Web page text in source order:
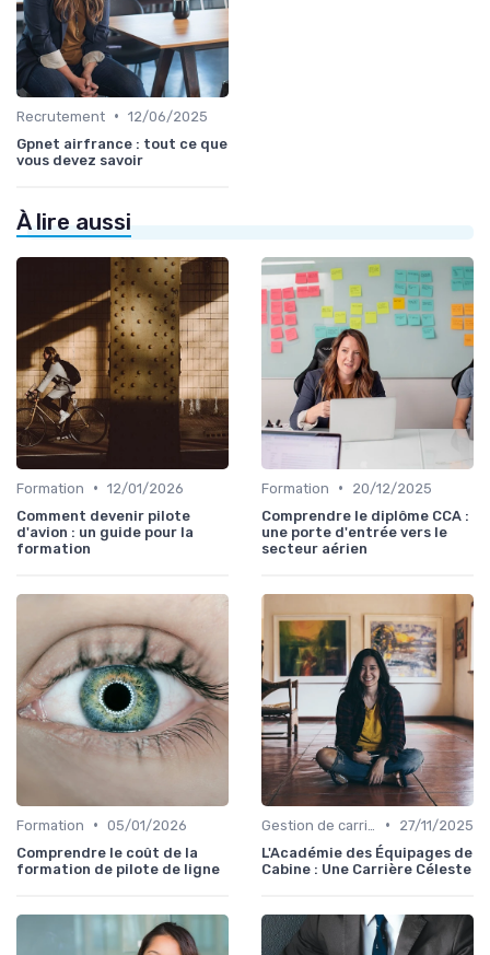
Recrutement • 12/06/2025
Gpnet airfrance : tout ce que
vous devez savoir
À lire aussi
Formation • 12/01/2026
Comment devenir pilote
d'avion : un guide pour la
formation
Formation •
20/12/2025
Comprendre le diplôme CCA :
une porte d'entrée vers le
secteur aérien
Formation • 05/01/2026
Comprendre le coût de la
formation de pilote de ligne
•
27/11/2025
L'Académie des Équipages de
Cabine : Une Carrière Céleste